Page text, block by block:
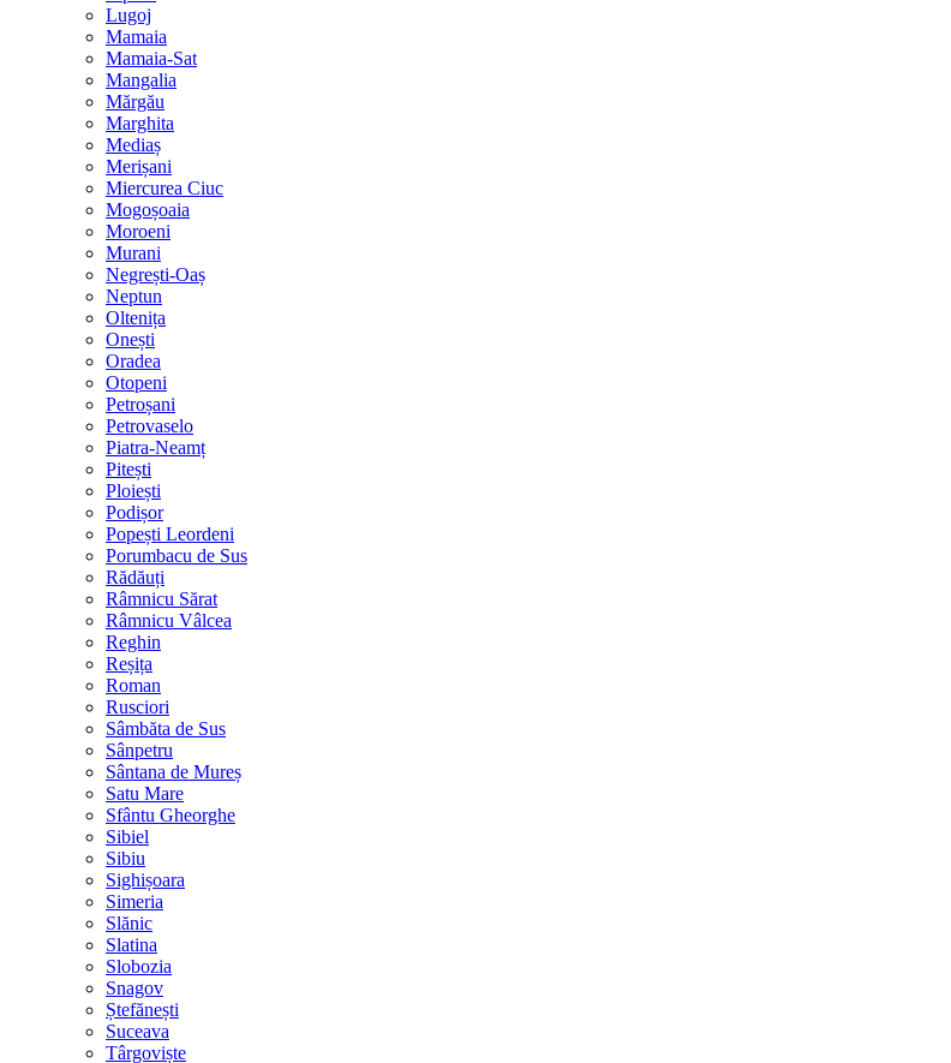
Lugoj
Mamaia
Mamaia-Sat
Mangalia
Mărgău
Marghita
Mediaș
Merișani
Miercurea Ciuc
Mogoșoaia
Moroeni
Murani
Negrești-Oaș
Neptun
Oltenița
Onești
Oradea
Otopeni
Petroșani
Petrovaselo
Piatra-Neamț
Pitești
Ploiești
Podișor
Popești Leordeni
Porumbacu de Sus
Rădăuți
Râmnicu Sărat
Râmnicu Vâlcea
Reghin
Reșița
Roman
Rusciori
Sâmbăta de Sus
Sânpetru
Sântana de Mureș
Satu Mare
Sfântu Gheorghe
Sibiel
Sibiu
Sighișoara
Simeria
Slănic
Slatina
Slobozia
Snagov
Ștefănești
Suceava
Târgoviște